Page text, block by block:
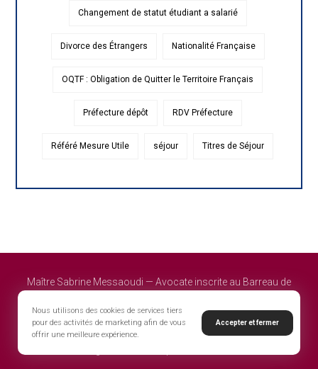
Changement de statut étudiant a salarié
Divorce des Étrangers Nationalité Française
OQTF : Obligation de Quitter le Territoire Français
Préfecture dépôt RDV Préfecture
Référé Mesure Utile séjour Titres de Séjour
Maître Sabrine Messaoudi — Avocate inscrite au Barreau de
Nous utilisons des cookies de services tiers
pour des activités de marketing afin de vous
offrir une meilleure expérience.
Accepter et fermer